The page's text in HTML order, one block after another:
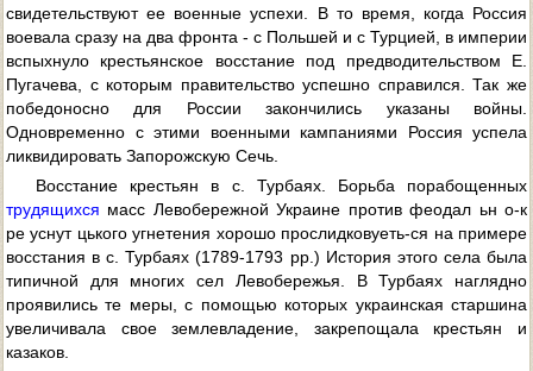
свидетельствуют ее военные успехи. В то время, когда Россия
воевала сразу на два фронта - с Польшей и с Турцией, в империи
вспыхнуло крестьянское восстание под предводительством Е.
Пугачева, с которым правительство успешно справился. Так же
победоносно для России закончились указаны войны.
Одновременно с этими военными кампаниями Россия успела
ликвидировать Запорожскую Сечь.
Восстание крестьян в с. Турбаях. Борьба порабощенных
трудящихся масс Левобережной Украине против феодал ьн о-к
ре уснут цького угнетения хорошо прослидковуеть-ся на примере
восстания в с. Турбаях (1789-1793 pp.) История этого села была
типичной для многих сел Левобережья. В Турбаях наглядно
проявились те меры, с помощью которых украинская старшина
увеличивала свое землевладение, закрепощала крестьян и
казаков.